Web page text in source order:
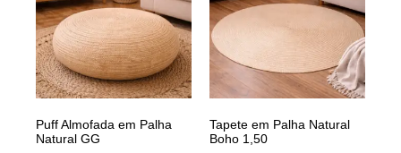
Puff Almofada em Palha
Natural GG
Tapete em Palha Natural
Boho 1,50